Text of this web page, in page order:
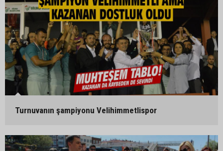
Turnuvanın şampiyonu Velihimmetlispor